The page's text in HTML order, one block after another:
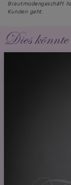
Brautmodengeschäft
Kunden geht.
Dies